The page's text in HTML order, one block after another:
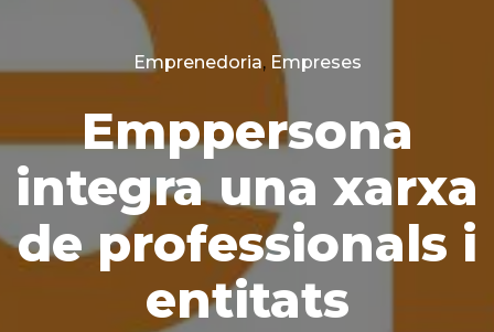
Categories
Emprenedoria, Empreses
Emppersona
integra una xarxa
de professionals i
entitats